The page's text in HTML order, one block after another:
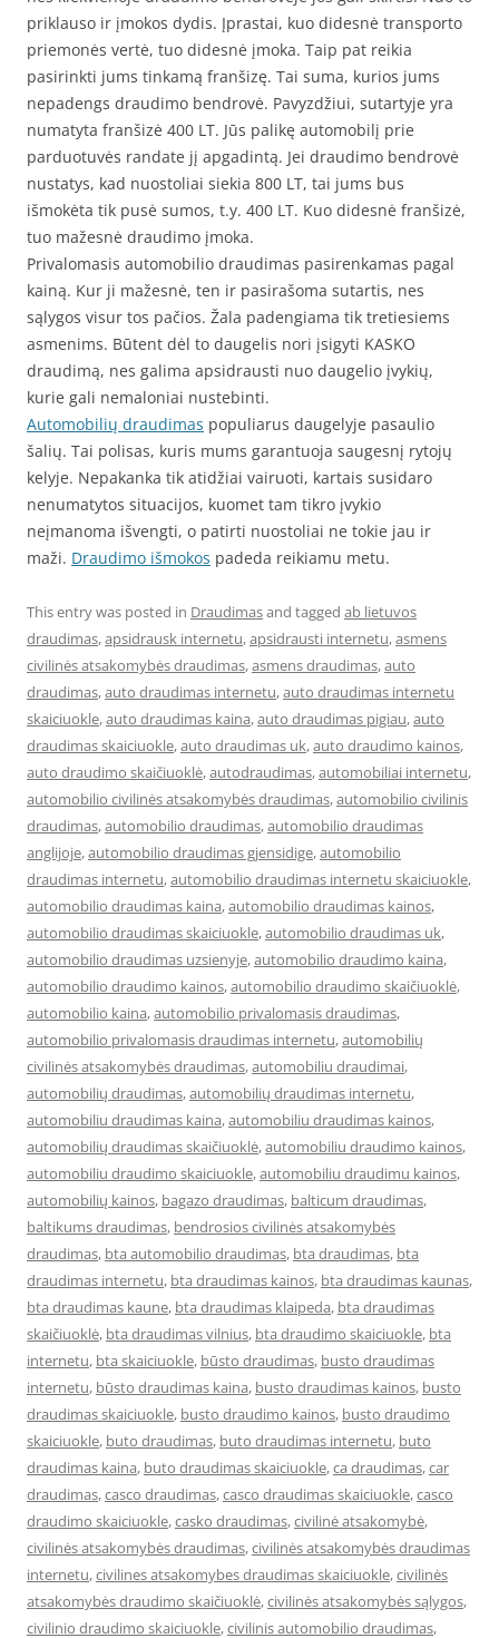
priklauso ir įmokos dydis. Įprastai, kuo didesnė transporto
priemonės vertė, tuo didesnė įmoka. Taip pat reikia
pasirinkti jums tinkamą franšizę. Tai suma, kurios jums
nepadengs draudimo bendrovė. Pavyzdžiui, sutartyje yra
numatyta franšizė 400 LT. Jūs palikę automobilį prie
parduotuvės randate jį apgadintą. Jei draudimo bendrovė
nustatys, kad nuostoliai siekia 800 LT, tai jums bus
išmokėta tik pusė sumos, t.y. 400 LT. Kuo didesnė franšizė,
tuo mažesnė draudimo įmoka.
Privalomasis automobilio draudimas pasirenkamas pagal
kainą. Kur ji mažesnė, ten ir pasirašoma sutartis, nes
sąlygos visur tos pačios. Žala padengiama tik tretiesiems
asmenims. Būtent dėl to daugelis nori įsigyti KASKO
draudimą, nes galima apsidrausti nuo daugelio įvykių,
kurie gali nemaloniai nustebinti.
Automobilių draudimas populiarus daugelyje pasaulio
šalių. Tai polisas, kuris mums garantuoja saugesnį rytojų
kelyje. Nepakanka tik atidžiai vairuoti, kartais susidaro
nenumatytos situacijos, kuomet tam tikro įvykio
neįmanoma išvengti, o patirti nuostoliai ne tokie jau ir
maži. Draudimo išmokos padeda reikiamu metu.
This entry was posted in Draudimasand tagged ab lietuvos
draudimas,apsidrausk internetu,apsidrausti internetu,asmens
civilinės atsakomybės draudimas,asmens draudimas,auto
draudimas,auto draudimas internetu,auto draudimas internetu
skaiciuokle,auto draudimas kaina,auto draudimas pigiau,auto
draudimas skaiciuokle,auto draudimas uk,auto draudimo kainos,
auto draudimo skaičiuoklė,autodraudimas,automobiliai internetu,
automobilio civilinės atsakomybės draudimas,automobilio civilinis
draudimas,automobilio draudimas,automobilio draudimas
anglijoje,automobilio draudimas gjensidige,automobilio
draudimas internetu,automobilio draudimas internetu skaiciuokle,
automobilio draudimas kaina,automobilio draudimas kainos,
automobilio draudimas skaiciuokle,automobilio draudimas uk,
automobilio draudimas uzsienyje,automobilio draudimo kaina,
automobilio draudimo kainos,automobilio draudimo skaičiuoklė,
automobilio kaina,automobilio privalomasis draudimas,
automobilio privalomasis draudimas internetu,automobilių
civilinės atsakomybės draudimas,automobiliu draudimai,
automobilių draudimas,automobilių draudimas internetu,
automobiliu draudimas kaina,automobiliu draudimas kainos,
automobilių draudimas skaičiuoklė,automobiliu draudimo kainos,
automobiliu draudimo skaiciuokle,automobiliu draudimu kainos,
automobilių kainos, bagazo draudimas, balticum draudimas,
baltikums draudimas, bendrosios civilinės atsakomybės
draudimas, bta automobilio draudimas, bta draudimas, bta
draudimas internetu, bta draudimas kainos, bta draudimas kaunas,
bta draudimas kaune, bta draudimas klaipeda, bta draudimas
skaičiuoklė, bta draudimas vilnius, bta draudimo skaiciuokle, bta
internetu, bta skaiciuokle, būsto draudimas, busto draudimas
internetu, būsto draudimas kaina, busto draudimas kainos, busto
draudimas skaiciuokle, busto draudimo kainos, busto draudimo
skaiciuokle, buto draudimas, buto draudimas internetu, buto
draudimas kaina, buto draudimas skaiciuokle,ca draudimas,car
draudimas,casco draudimas,casco draudimas skaiciuokle,casco
draudimo skaiciuokle,casko draudimas,civilinė atsakomybė,
civilinės atsakomybės draudimas,civilinės atsakomybės draudimas
internetu,civilines atsakomybes draudimas skaiciuokle,civilinės
atsakomybės draudimo skaičiuoklė,civilinės atsakomybės sąlygos,
civilinio draudimo skaiciuokle,civilinis automobilio draudimas,